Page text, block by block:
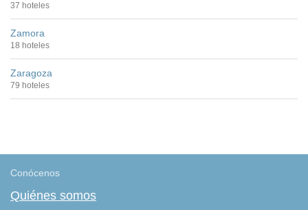
37 hoteles
Zamora
18 hoteles
Zaragoza
79 hoteles
Conócenos
Quiénes somos